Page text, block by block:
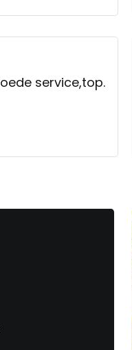
ik het rekenen
service,top.